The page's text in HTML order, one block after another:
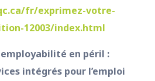
fr/exprimez-votre-
12003/index.html
en péril :
intégrés pour l’emploi